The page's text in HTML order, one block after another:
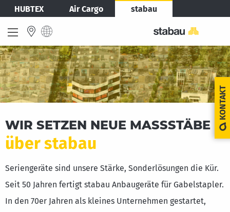
Skip
to
main
content
HUBTEX Air Cargo stabau
INTERNATIONAL
English
Deutsch
EUROPE
Deutschland
Deutsch
France
Bild
WIR SETZEN NEUE MASSSTÄBE
über stabau
Seriengeräte sind unsere Stärke, Sonderlösungen die Kür.
Seit 50 Jahren fertigt stabau Anbaugeräte für Gabelstapler.
In den 70er Jahren als kleines Unternehmen gestartet,
KONTAKT